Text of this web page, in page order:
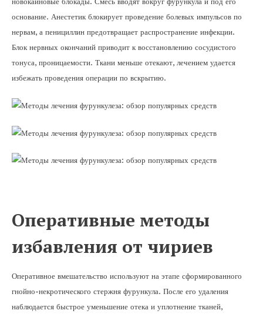
основание. Анестетик блокирует проведение болевых импульсов по
нервам, а пенициллин предотвращает распространение инфекции.
Блок нервных окончаний приводит к восстановлению сосудистого
тонуса, проницаемости. Ткани меньше отекают, лечением удается
избежать проведения операции по вскрытию.
Оперативные методы
избавления от чириев
Оперативное вмешательство используют на этапе сформированного
гнойно-некротического стержня фурункула. После его удаления
наблюдается быстрое уменьшение отека и уплотнение тканей,